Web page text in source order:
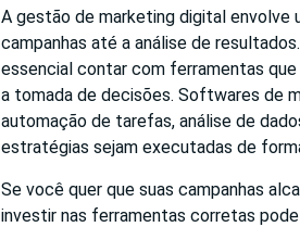
A gestão de marketing digital envolve
campanhas até a análise de
essencial contar com ferramentas
a tomada de decisões. Softwares de
automação de tarefas, análise de
estratégias sejam executadas de
Se você quer que suas campanhas
investir nas ferramentas corretas